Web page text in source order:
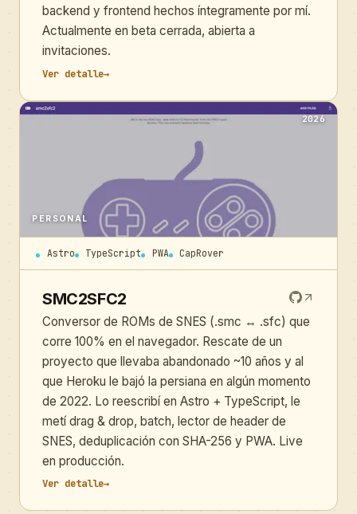
backend y frontend hechos íntegramente por mí.
Actualmente en beta cerrada, abierta a
invitaciones.
Ver detalle→
2026
PERSONAL
Astro TypeScript PWA CapRover
SMC2SFC2
Conversor de ROMs de SNES (.smc ↔ .sfc) que
corre 100% en el navegador. Rescate de un
proyecto que llevaba abandonado ~10 años y al
que Heroku le bajó la persiana en algún momento
de 2022. Lo reescribí en Astro + TypeScript, le
metí drag & drop, batch, lector de header de
SNES, deduplicación con SHA-256 y PWA. Live
en producción.
Ver detalle→